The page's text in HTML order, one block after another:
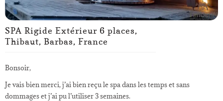
SPA Rigide Extérieur 6 places,
Thibaut, Barbas, France
Bonsoir,
Je vais bien merci, j’ai bien reçu le spa dans les temps et sans
dommages et j’ai pu l’utiliser 3 semaines.